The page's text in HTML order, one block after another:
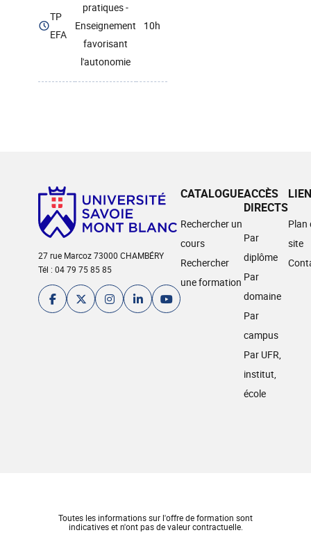
TP
EFA
pratiques -
Enseignement
favorisant
l'autonomie
10h
27 rue Marcoz 73000 CHAMBÉRY
Tél : 04 79 75 85 85
CATALOGUE
Rechercher un
cours
Rechercher
une formation
ACCÈS
DIRECTS
Par
diplôme
Par
domaine
Par
campus
Par UFR,
institut,
école
Plan
site
Toutes les informations sur l'offre de formation sont
indicatives et n'ont pas de valeur contractuelle.